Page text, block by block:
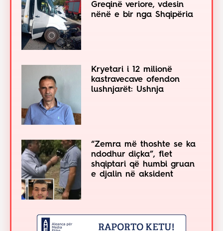
Greqinë veriore, vdesin
nënë e bir nga Shqipëria
Kryetari i 12 milionë
kastravecave ofendon
lushnjarët: Ushnja
“Zemra më thoshte se ka
ndodhur diçka”, flet
shqiptari që humbi gruan
e djalin në aksident